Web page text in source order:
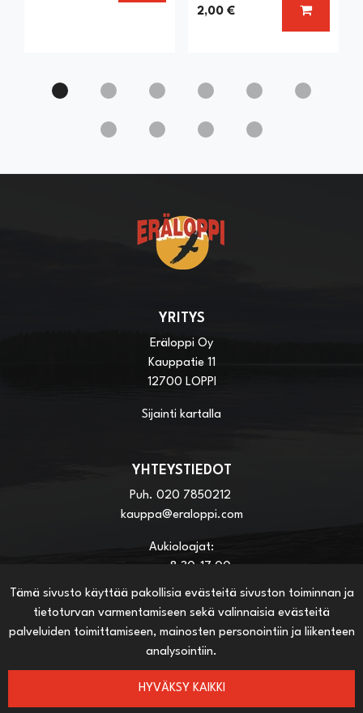
Tämä sivusto käyttää pakollisia evästeitä sivuston toiminnan ja
tietoturvan varmentamiseen sekä valinnaisia evästeitä
palveluiden toimittamiseen, mainosten personointiin ja liikenteen
analysointiin.
HYVÄKSY KAIKKI
2,00 € LISÄÄ
YRITYS
Eräloppi Oy
Kauppatie 11
12700 LOPPI
Sijainti kartalla
YHTEYSTIEDOT
Puh. 020 7850212
kauppa@eraloppi.com
Aukioloajat:
ma-pe 8:30-17:00
la 8:30-13:00
HYÖDYLLISIÄ LINKKEJÄ
Sopimusehdot
Toimitustavat